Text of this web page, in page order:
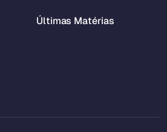
Últimas Matérias